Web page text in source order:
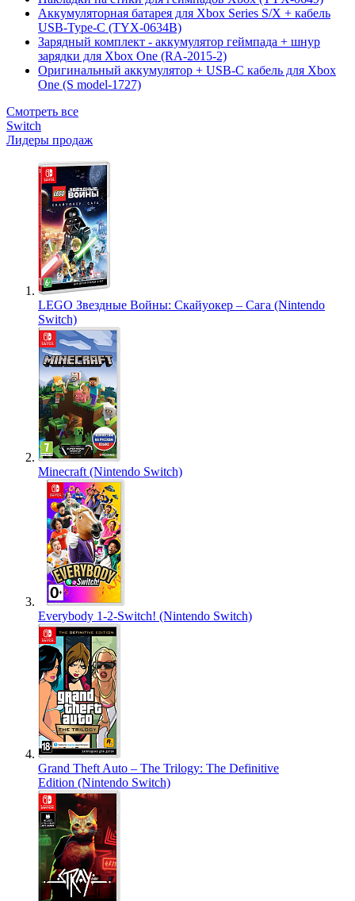
Аккумуляторная батарея для Xbox Series S/X + кабель
USB-Type-C (TYX-0634B)
Зарядный комплект - аккумулятор геймпада + шнур
зарядки для Xbox One (RA-2015-2)
Оригинальный аккумулятор + USB-C кабель для Xbox
One (S model-1727)
Смотреть все
Switch
Лидеры продаж
LEGO Звездные Войны: Скайуокер – Сага (Nintendo
Switch)
Minecraft (Nintendo Switch)
Everybody 1-2-Switch! (Nintendo Switch)
Grand Theft Auto – The Trilogy: The Definitive
Edition (Nintendo Switch)